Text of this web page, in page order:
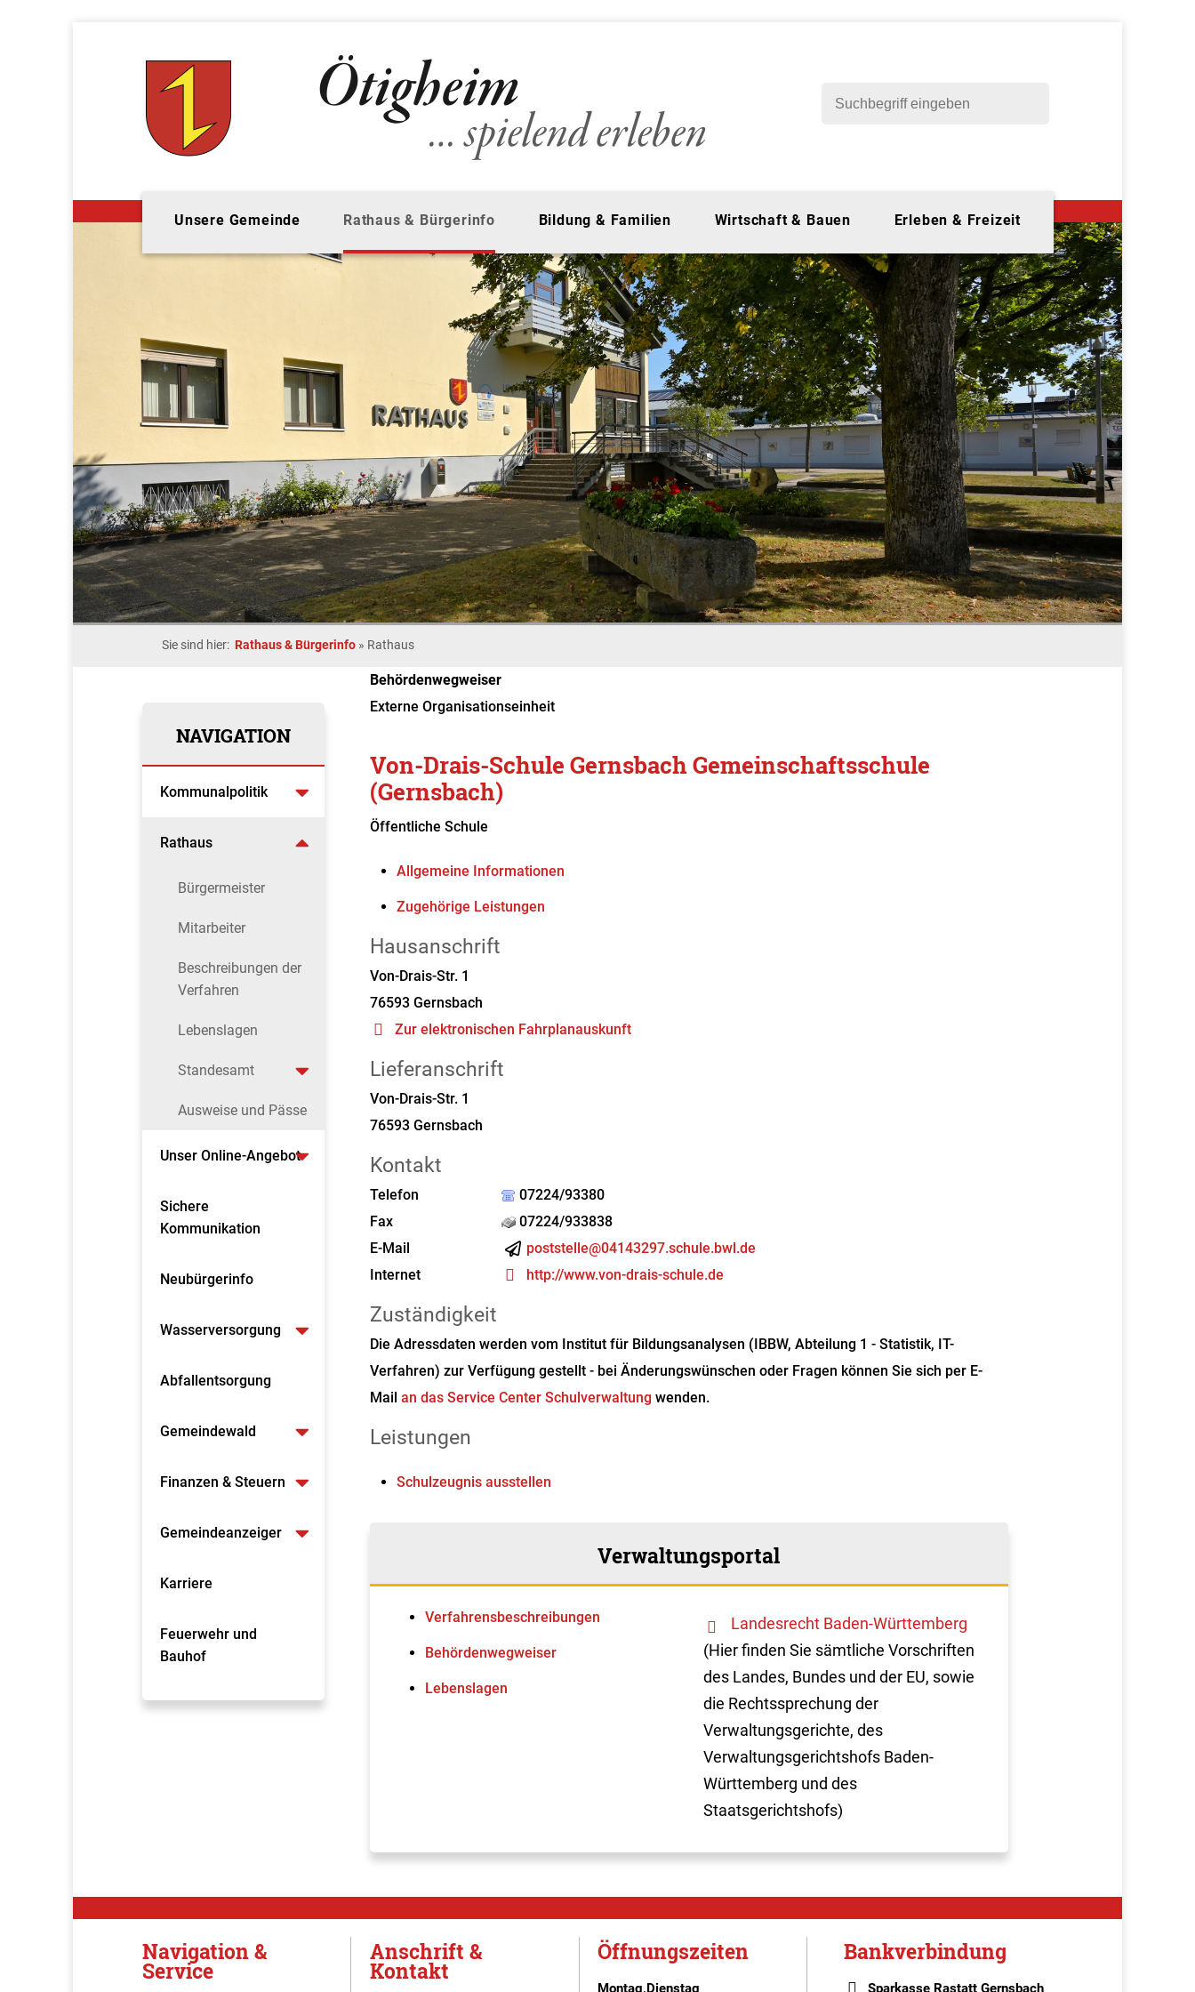
Unsere Gemeinde Rathaus & Bürgerinfo Bildung & Familien Wirtschaft & Bauen Erleben & Freizeit
Sie sind hier: Rathaus & Bürgerinfo » Rathaus
NAVIGATION
Kommunalpolitik
Rathaus
Bürgermeister
Mitarbeiter
Beschreibungen der
Verfahren
Lebenslagen
Standesamt
Ausweise und Pässe
Unser Online-Angebot
Sichere
Kommunikation
Neubürgerinfo
Wasserversorgung
Abfallentsorgung
Gemeindewald
Finanzen & Steuern
Gemeindeanzeiger
Karriere
Feuerwehr und
Bauhof
Behördenwegweiser
Externe Organisationseinheit
Von-Drais-Schule Gernsbach Gemeinschaftsschule
(Gernsbach)
Öffentliche Schule
Allgemeine Informationen
Zugehörige Leistungen
Hausanschrift
Von-Drais-Str. 1
76593 Gernsbach
Zur elektronischen Fahrplanauskunft
Lieferanschrift
Von-Drais-Str. 1
76593 Gernsbach
Kontakt
Telefon
07224/93380
Fax
07224/933838
E-Mail
poststelle@04143297.schule.bwl.de
Internet
http://www.von-drais-schule.de
Zuständigkeit
Die Adressdaten werden vom Institut für Bildungsanalysen (IBBW, Abteilung 1 - Statistik, IT-
Verfahren) zur Verfügung gestellt - bei Änderungswünschen oder Fragen können Sie sich per E-
Mail an das Service Center Schulverwaltung wenden.
Leistungen
Schulzeugnis ausstellen
Verwaltungsportal
Verfahrens­beschreibungen
Behördenwegweiser
Lebenslagen
Landesrecht Baden-Württemberg
(Hier finden Sie sämtliche Vorschriften
des Landes, Bundes und der EU, sowie
die Rechtssprechung der
Verwaltungsgerichte, des
Verwaltungsgerichtshofs Baden-
Württemberg und des
Staatsgerichtshofs)
Navigation &
Service
Anschrift &
Kontakt
Öffnungszeiten
Montag,Dienstag
Bankverbindung
Sparkasse Rastatt Gernsbach